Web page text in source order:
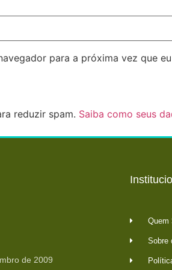
para a próxima vez que
reduzir spam. Saiba como seus
de 2009
Quem
Sobre